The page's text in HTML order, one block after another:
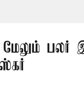
மேலும்